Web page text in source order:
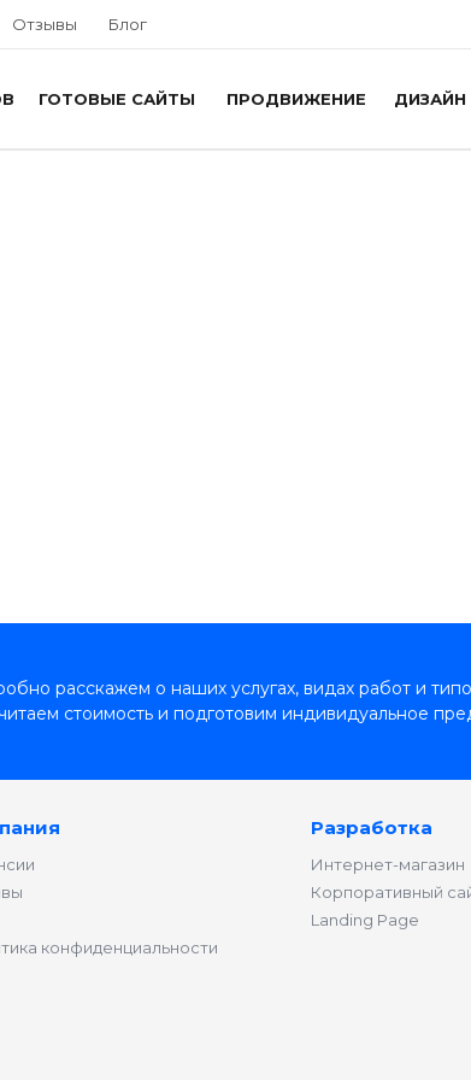
Отзывы Блог
ГОТОВЫЕ САЙТЫ ПРОДВИЖЕНИЕ ДИЗАЙН
расскажем о наших услугах, видах работ и
стоимость и подготовим индивидуальное
конфиденциальности
Разработка
Интернет-магазин
Корпоративный
Landing Page